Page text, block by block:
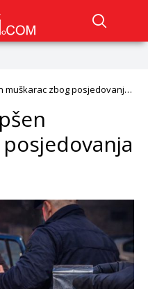
muškarac zbog posjedovanja